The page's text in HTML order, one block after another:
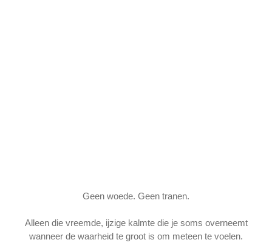
Geen woede. Geen tranen.
Alleen die vreemde, ijzige kalmte die je soms overneemt
wanneer de waarheid te groot is om meteen te voelen.